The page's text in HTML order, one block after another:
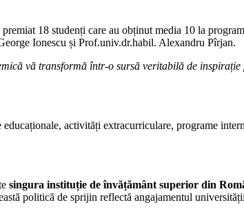
18 studenți care au obținut media 10 la
Ionescu și Prof.univ.dr.habil. Alexandru Pîrjan.
vă transformă într-o sursă veritabilă de
activități extracurriculare, programe
singura instituție de învățământ superior din
politică de sprijin reflectă angajamentul